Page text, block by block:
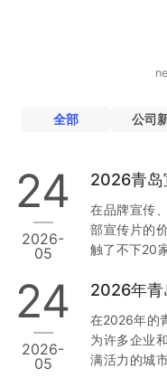
全部 公司
24
2026-
05
在品牌宣传
部宣传片的
触了不下20
碑和落地能
的公司。 一
针” 先说让
限公司。为
24
2026-
05
在2026年的
为许多企业
满活力的城